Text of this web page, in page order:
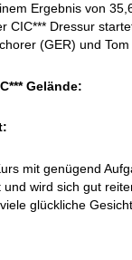
Ergebnis von
CIC*** Dressur
(GER) und Tom
Gelände:
mit genügend
wird sich gut
glückliche